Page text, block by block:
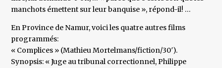
manchots émettent sur leur banquise », répond-il! …
En Province de Namur, voici les quatre autres films
programmés:
« Complices » (Mathieu Mortelmans/fiction/30′).
Synopsis: « Juge au tribunal correctionnel, Philippe